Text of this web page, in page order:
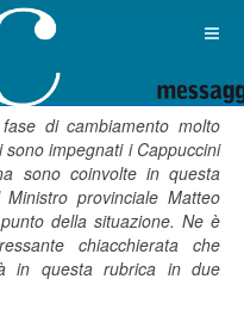
di cambiamento molto
impegnati i Cappuccini
sono coinvolte in questa
provinciale Matteo
della situazione. Ne è
chiacchierata che
in questa rubrica in due